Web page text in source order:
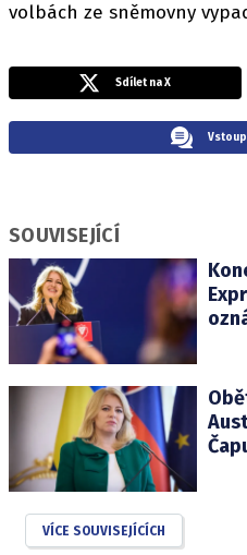
volbách ze sněmovny
Sdílet na X
SOUVISEJÍCÍ
VÍCE SOUVISEJÍCÍCH